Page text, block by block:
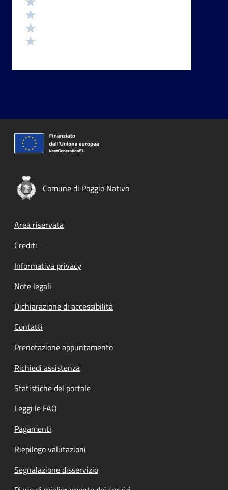
Comune di Poggio Nativo
Footer menu
Area riservata
Crediti
Informativa privacy
Note legali
Dichiarazione di accessibilità
Contatti
Prenotazione appuntamento
Richiedi assistenza
Statistiche del portale
Leggi le FAQ
Pagamenti
Riepilogo valutazioni
Segnalazione disservizio